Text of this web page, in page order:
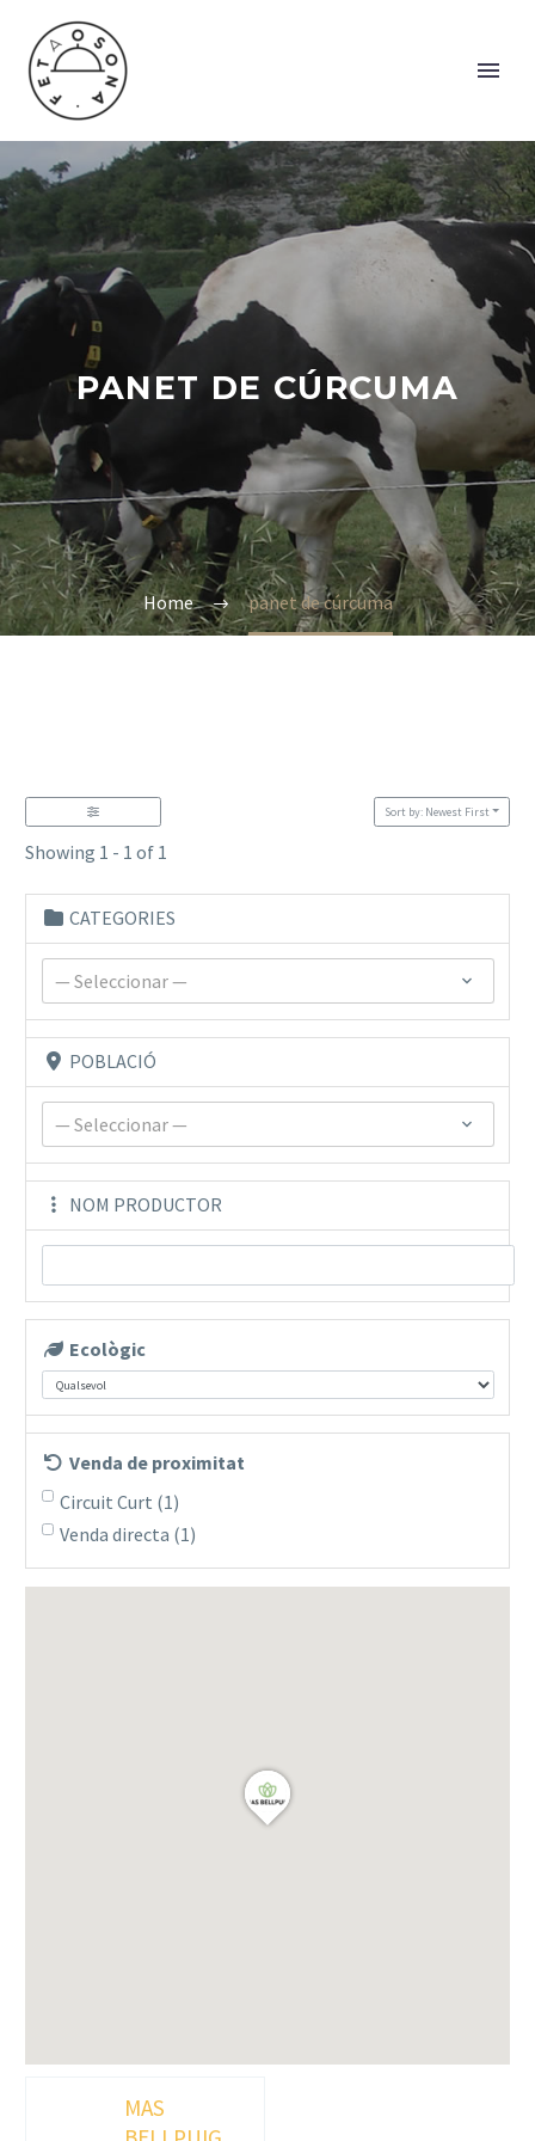
PANET DE CÚRCUMA
Home panet de cúrcuma
Showing 1 - 1 of 1
Sort by: Newest First
CATEGORIES
— Seleccionar —
POBLACIÓ
— Seleccionar —
NOM PRODUCTOR
Ecològic
Venda de proximitat
Circuit Curt (1)
Venda directa (1)
MAS